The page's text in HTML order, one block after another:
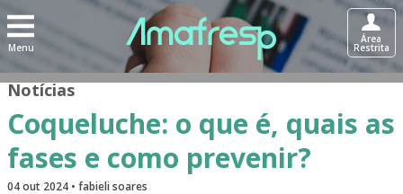
Menu
Área
Restrita
Notícias
Coqueluche: o que é, quais as
fases e como prevenir?
04 out 2024 • fabieli soares